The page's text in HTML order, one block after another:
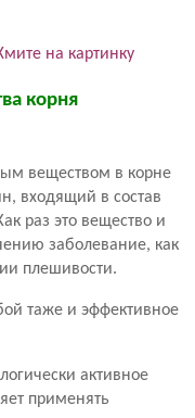
на картинку
корня
веществом в корне
входящий в состав
раз это вещество и
заболевание, как
плешивости.
таже и эффективное
активное
применять